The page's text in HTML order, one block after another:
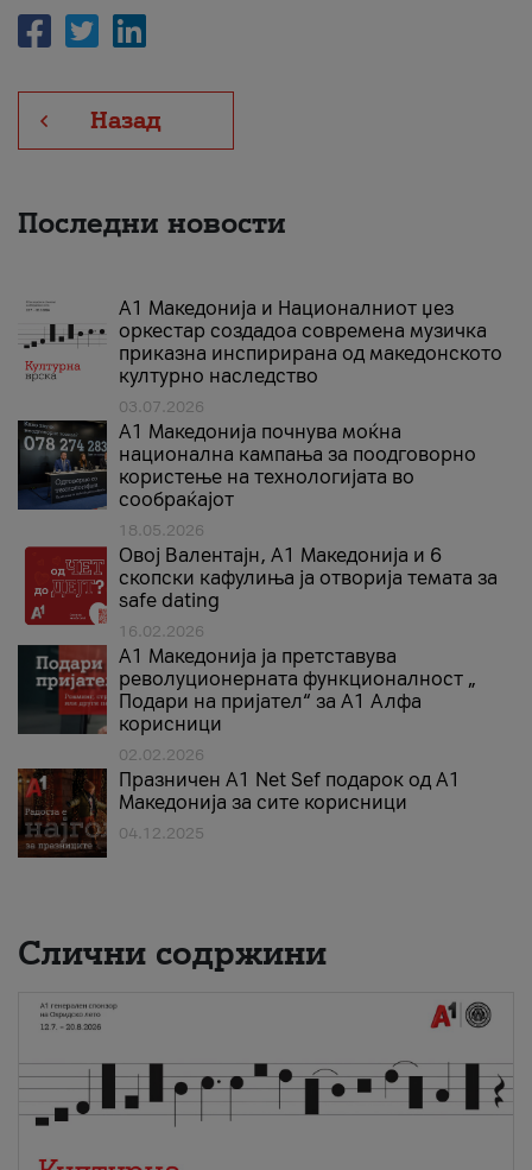
Назад
Последни новости
А1 Македонија и Националниот џез
оркестар создадоа современа музичка
приказна инспирирана од македонското
културно наследство
03.07.2026
A1 Македонија почнува моќна
национална кампања за поодговорно
користење на технологијата во
сообраќајот
18.05.2026
Овој Валентајн, A1 Македонија и 6
скопски кафулиња ја отворија темата за
safe dating
16.02.2026
А1 Македонија ја претставува
револуционерната функционалност „
Подари на пријател“ за А1 Алфа
корисници
02.02.2026
Празничен A1 Net Sеf подарок од А1
Македонија за сите корисници
04.12.2025
Слични содржини